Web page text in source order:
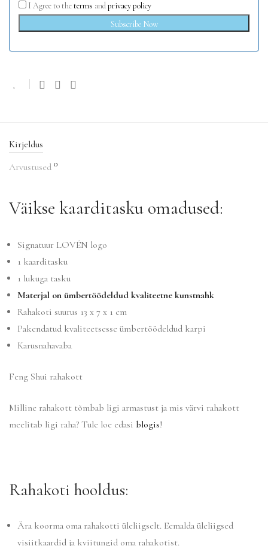
I Agree to theterms andprivacy policy
Subscribe Now
Kirjeldus
Arvustused 0
Väikse kaarditasku omadused:
Signatuur LOVÉN logo
1 kaarditasku
1 lukuga tasku
Materjal on ümbertöödeldud kvaliteetne kunstnahk
Rahakoti suurus 13 x 7 x 1 cm
Pakendatud kvaliteetsesse ümbertöödeldud karpi
Karusnahavaba
Feng Shui rahakott
Milline rahakott tõmbab ligi armastust ja mis värvi rahakott
meelitab ligi raha? Tule loe edasi blogis!
Rahakoti hooldus:
Ära koorma oma rahakotti üleliigselt. Eemalda üleliigsed
visiitkaardid ja kviitungid oma rahakotist.